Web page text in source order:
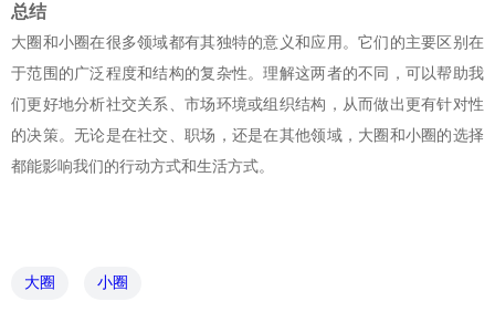
总结
大圈和小圈在很多领域都有其独特的意义和应用。它们的主要区别在
于范围的广泛程度和结构的复杂性。理解这两者的不同，可以帮助我
们更好地分析社交关系、市场环境或组织结构，从而做出更有针对性
的决策。无论是在社交、职场，还是在其他领域，大圈和小圈的选择
都能影响我们的行动方式和生活方式。
大圈 小圈